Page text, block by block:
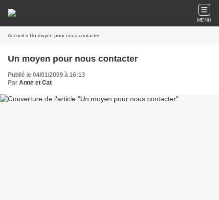
MENU
Accueil » Un moyen pour nous contacter
Un moyen pour nous contacter
Publié le 04/01/2009 à 16:13
Par Anne et Cat